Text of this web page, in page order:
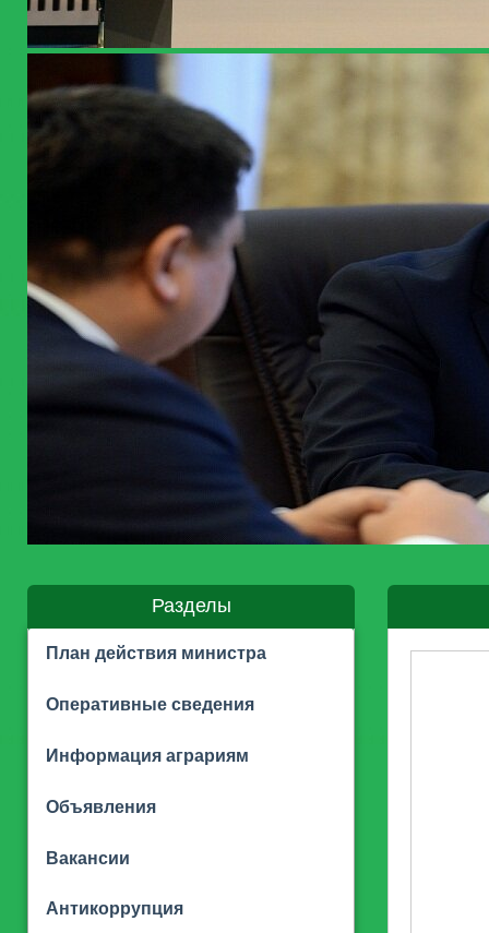
Разделы
План действия министра
Оперативные сведения
Информация аграриям
Объявления
Вакансии
Антикоррупция